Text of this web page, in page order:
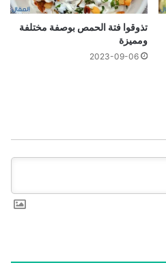
تذوقوا فتة الحمص بوصفة مختلفة
ومميزة
2023-09-06